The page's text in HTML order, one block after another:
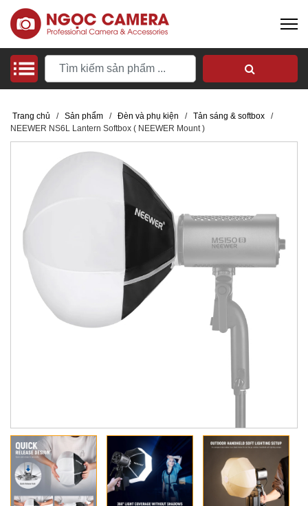
Trang chủ / Sản phẩm / Đèn và phụ kiện / Tản sáng & softbox
/
NEEWER NS6L Lantern Softbox ( NEEWER Mount )